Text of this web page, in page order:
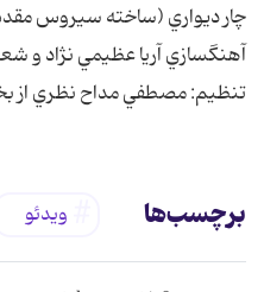
چار ديواري (ساخته سيروس مقدم
آهنگسازي آريا عظيمي نژاد و
تنظيم: مصطفي مداح نظري از
برچسب‌ها ویدئو